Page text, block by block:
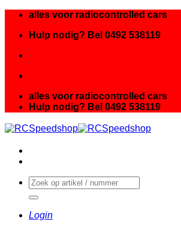
inhoud
alles voor radiocontrolled cars
Hulp nodig? Bel 0492 538119
alles voor radiocontrolled cars
Hulp nodig? Bel 0492 538119
Zoeken
naar:
Login